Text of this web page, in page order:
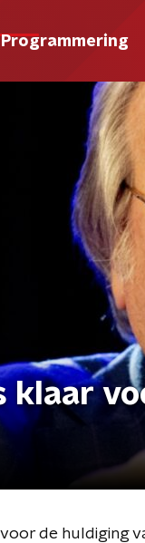
Programmering
klaar
de huldiging